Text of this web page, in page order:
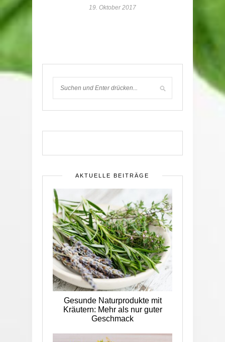
19. Oktober 2017
AKTUELLE BEITRÄGE
Gesunde Naturprodukte mit
Kräutern: Mehr als nur guter
Geschmack